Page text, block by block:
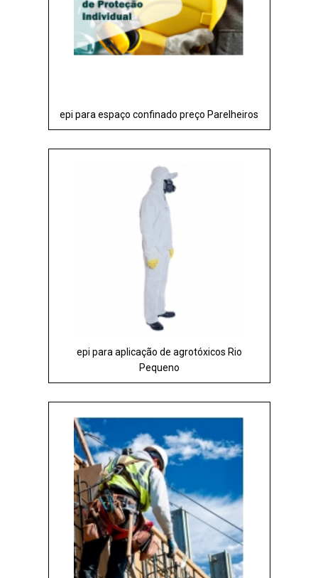
epi para espaço confinado preço Parelheiros
epi para aplicação de agrotóxicos Rio
Pequeno